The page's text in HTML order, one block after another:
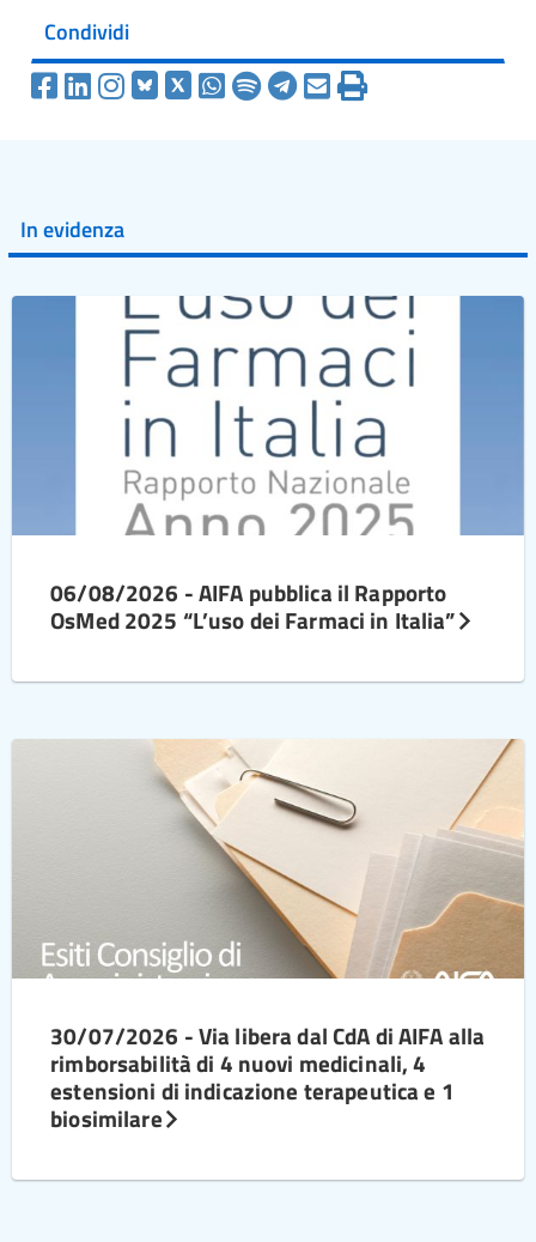
Condividi
In evidenza
06/08/2026 - AIFA pubblica il Rapporto
OsMed 2025 “L’uso dei Farmaci in Italia”
30/07/2026 - Via libera dal CdA di AIFA alla
rimborsabilità di 4 nuovi medicinali, 4
estensioni di indicazione terapeutica e 1
biosimilare